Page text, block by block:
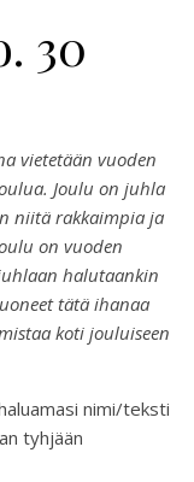
30
€
vietetään vuoden
Joulu on juhla
niitä rakkaimpia ja
on vuoden
halutaankin
tätä ihanaa
koti jouluiseen
nimi/teksti
tyhjään